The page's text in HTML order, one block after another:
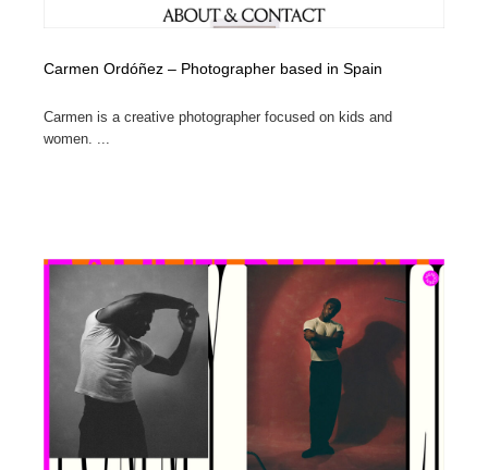
Carmen Ordóñez – Photographer based in Spain
Carmen is a creative photographer focused on kids and
women. ...